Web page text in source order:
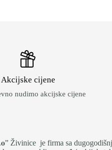
Akcijske cijene
nudimo akcijske cijene
Živinice je firma sa